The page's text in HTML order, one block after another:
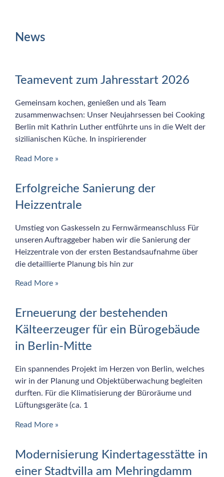
News
Teamevent zum Jahresstart 2026
Gemeinsam kochen, genießen und als Team
zusammenwachsen: Unser Neujahrsessen bei Cooking
Berlin mit Kathrin Luther entführte uns in die Welt der
sizilianischen Küche. In inspirierender
Read More »
Erfolgreiche Sanierung der
Heizzentrale
Umstieg von Gaskesseln zu Fernwärmeanschluss Für
unseren Auftraggeber haben wir die Sanierung der
Heizzentrale von der ersten Bestandsaufnahme über
die detaillierte Planung bis hin zur
Read More »
Erneuerung der bestehenden
Kälteerzeuger für ein Bürogebäude
in Berlin-Mitte
Ein spannendes Projekt im Herzen von Berlin, welches
wir in der Planung und Objektüberwachung begleiten
durften. Für die Klimatisierung der Büroräume und
Lüftungsgeräte (ca. 1
Read More »
Modernisierung Kindertagesstätte in
einer Stadtvilla am Mehringdamm